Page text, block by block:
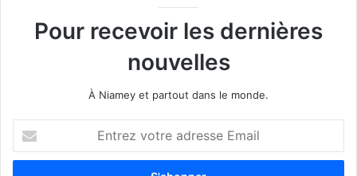
Pour recevoir les dernières
nouvelles
À Niamey et partout dans le monde.
t